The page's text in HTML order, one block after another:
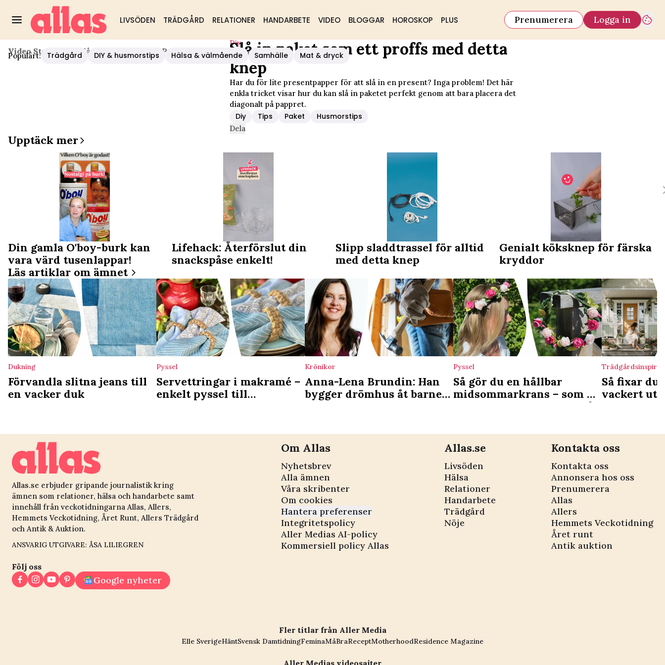
LIVSÖDEN TRÄDGÅRD RELATIONER HANDARBETE VIDEO BLOGGAR HOROSKOP PLUS Prenumerera Logga in
Populärt: Trädgård DIY & husmorstips Hälsa & välmående Samhälle Mat & dryck
Video Start / Diy Slå In Paket Som Ett Proffs Med Detta Knep
Diy
Slå in paket som ett proffs med detta
knep
Har du för lite presentpapper för att slå in en present? Inga problem! Det här
enkla tricket visar hur du kan slå in paketet perfekt genom att bara placera det
diagonalt på pappret.
Diy Tips Paket Husmorstips
Dela
Upptäck mer
Din gamla O'boy-burk kan
vara värd tusenlappar!
Lifehack: Återförslut din
snackspåse enkelt!
Slipp sladdtrassel för alltid
med detta knep
Genialt köksknep för färska
kryddor
Läs artiklar om ämnet
Dukning
Förvandla slitna jeans till
en vacker duk
Pyssel
Servettringar i makramé –
enkelt pyssel till
Krönikor
Anna-Lena Brundin: Han
bygger drömhus åt barnen
Pyssel
Så gör du en hållbar
midsommarkrans – som du
kan använda även nästa år
Så fixar du
vackert
Allas.se erbjuder gripande journalistik kring
ämnen som relationer, hälsa och handarbete samt
innehåll från veckotidningarna Allas, Allers,
Hemmets Veckotidning, Året Runt, Allers Trädgård
och Antik & Auktion.
ANSVARIG UTGIVARE: ÅSA LILIEGREN
Följ oss
Google nyheter
Om Allas
Nyhetsbrev
Alla ämnen
Våra skribenter
Om cookies
Hantera preferenser
Integritetspolicy
Aller Medias AI-policy
Kommersiell policy Allas
Allas.se
Livsöden
Hälsa
Relationer
Handarbete
Trädgård
Nöje
Kontakta oss
Kontakta oss
Annonsera hos oss
Prenumerera
Allas
Allers
Hemmets Veckotidning
Året runt
Antik auktion
Fler titlar från Aller Media
Elle SverigeHäntSvensk DamtidningFeminaMåBraReceptMotherhoodResidence Magazine